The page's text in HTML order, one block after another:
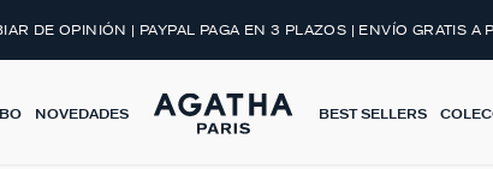
DE OPINIÓN | PAYPAL PAGA EN 3 PLAZOS | ENVÍO GRATIS A
NOVEDADES BEST SELLERS